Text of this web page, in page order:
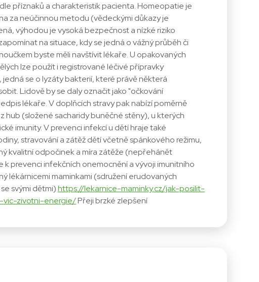
příznaků a charakteristik pacienta. Homeopatie je
za neúčinnou metodu (vědeckými důkazy je
výhodou je vysoká bezpečnost a nízké riziko
na situace, kdy se jedná o vážný průběh či
byste měli navštívit lékaře. U opakovaných
lze použít i registrované léčivé přípravky
se o lyzáty bakterií, které právě některá
Lidově by se daly označit jako "očkování
lékaře. V doplňcích stravy pak nabízí poměrně
hub (složené sacharidy buněčné stěny), u kterých
imunity. V prevenci infekcí u dětí hraje také
stravování a zátěž dětí včetně spánkového režimu,
kvalitní odpočinek a míra zátěže (nepřehánět
k prevenci infekčních onemocnění a vývoji imunitního
lékárnicemi maminkami (sdružení erudovaných
svými dětmi)https://lekarnice-maminky.cz/jak-posilit-
vic-zivotni-energie/Přeji brzké zlepšení